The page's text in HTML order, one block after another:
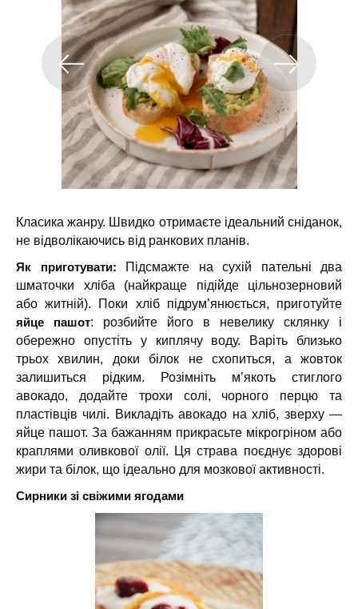
Класика жанру. Швидко отримаєте ідеальний сніданок,
не відволікаючись від ранкових планів.
Як приготувати: Підсмажте на сухій пательні два
шматочки хліба (найкраще підійде цільнозерновий
або житній). Поки хліб підрум’янюється, приготуйте
яйце пашот: розбийте його в невелику склянку і
обережно опустіть у киплячу воду. Варіть близько
трьох хвилин, доки білок не схопиться, а жовток
залишиться рідким. Розімніть м’якоть стиглого
авокадо, додайте трохи солі, чорного перцю та
пластівців чилі. Викладіть авокадо на хліб, зверху —
яйце пашот. За бажанням прикрасьте мікрогріном або
краплями оливкової олії. Ця страва поєднує здорові
жири та білок, що ідеально для мозкової активності.
Сирники зі свіжими ягодами